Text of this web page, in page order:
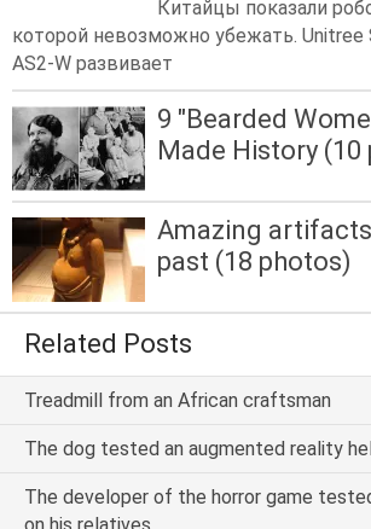
Китайцы показали
которой невозможно убежать. Unitree
AS2-W развивает
9 "Bearded
Made History (10
Amazing
past (18 photos)
Related Posts
Treadmill from an African craftsman
The dog tested an augmented reality
The developer of the horror game